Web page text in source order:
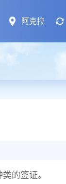
阿克拉
的签证。